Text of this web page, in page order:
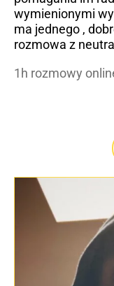
wymienionymi
ma jednego ,
rozmowa z
1h rozmowy